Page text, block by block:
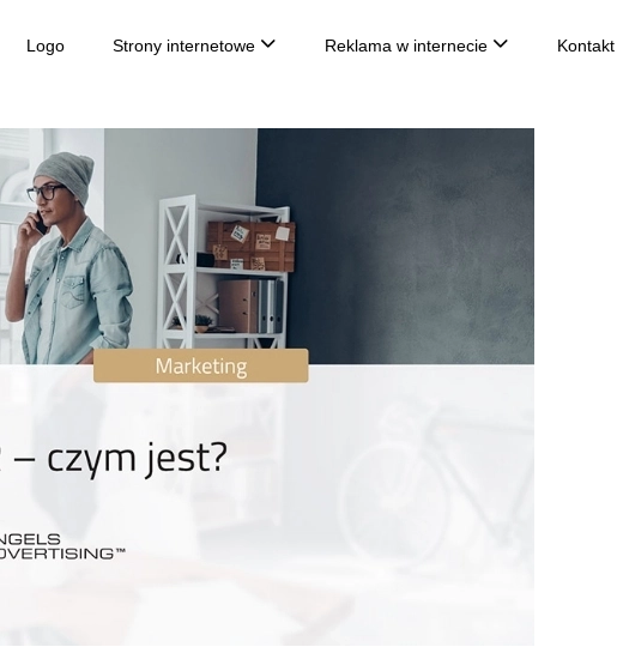
Logo Strony internetowe Reklama w internecie Kontakt